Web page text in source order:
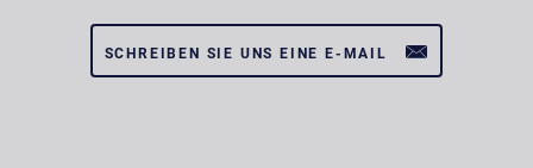
SCHREIBEN SIE UNS EINE E-MAIL